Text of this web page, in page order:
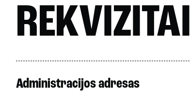
REKVIZITAI
Administracijos adresas